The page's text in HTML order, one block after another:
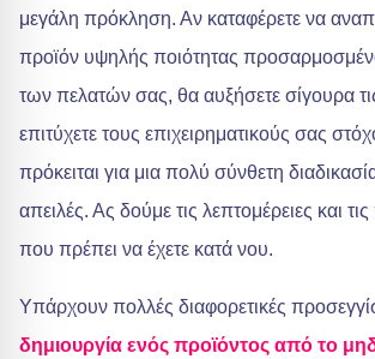
μεγάλη πρόκληση. Αν καταφέρετε να
προϊόν υψηλής ποιότητας
των πελατών σας, θα αυξήσετε σίγουρα
επιτύχετε τους επιχειρηματικούς σας
πρόκειται για μια πολύ σύνθετη
απειλές. Ας δούμε τις λεπτομέρειες και
που πρέπει να έχετε κατά νου.
Υπάρχουν πολλές διαφορετικές
δημιουργία ενός προϊόντος από το